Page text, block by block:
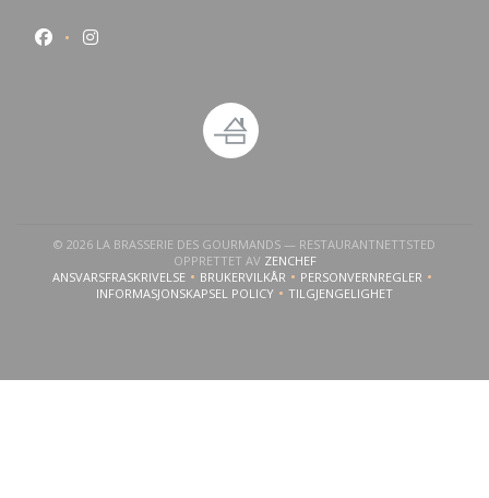
Facebook ((åpner i et nytt vindu))
Instagram ((åpner i et nytt vindu))
© 2026 LA BRASSERIE DES GOURMANDS — RESTAURANTNETTSTED
OPPRETTET AV ZENCHEF((ÅPNER I ET NYTT VINDU))
ANSVARSFRASKRIVELSE((ÅPNER I ET NYTT VINDU))
BRUKERVILKÅR((ÅPNER I ET NYTT VINDU))
PERSONVERNREGLER
((ÅPNER I ET NYTT
INFORMASJONSKAPSEL POLICY
((ÅPNER I ET NYTT VINDU))TILGJENGELIGHET((ÅPNER I ET NYTT VINDU))